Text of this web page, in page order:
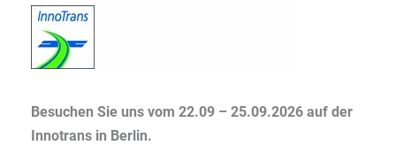
Besuchen Sie uns vom 22.09 – 25.09.2026 auf der
Innotrans in Berlin.